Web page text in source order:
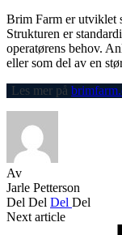
Brim Farm er utviklet
Strukturen er
operatørens behov.
eller som del av en
Les mer på
Av
Jarle Petterson
Del Del Del Del
Next article